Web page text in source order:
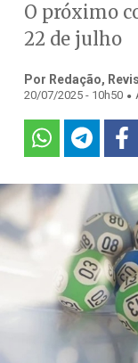
O próximo
22 de julho
Por Redação,
20/07/2025 - 10h50 .